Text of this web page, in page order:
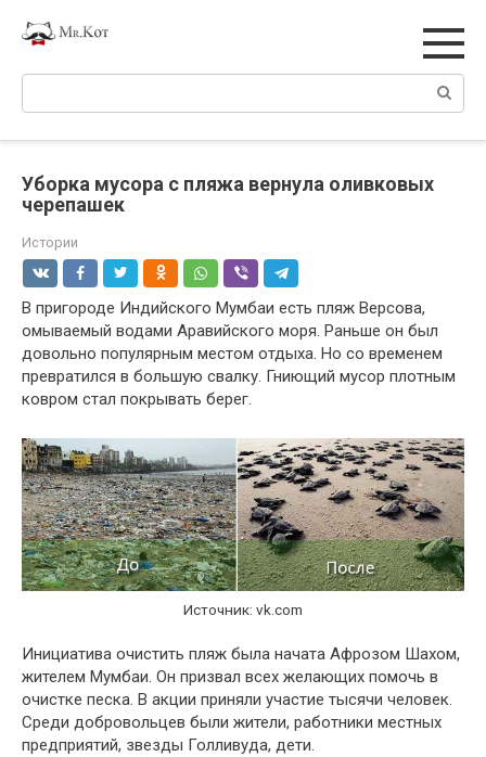
Поиск:
Уборка мусора с пляжа вернула оливковых
черепашек
Истории
В пригороде Индийского Мумбаи есть пляж Версова,
омываемый водами Аравийского моря. Раньше он был
довольно популярным местом отдыха. Но со временем
превратился в большую свалку. Гниющий мусор плотным
ковром стал покрывать берег.
Источник: vk.com
Инициатива очистить пляж была начата Афрозом Шахом,
жителем Мумбаи. Он призвал всех желающих помочь в
очистке песка. В акции приняли участие тысячи человек.
Среди добровольцев были жители, работники местных
предприятий, звезды Голливуда, дети.